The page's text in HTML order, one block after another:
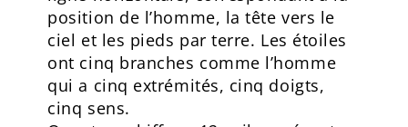
position de l’homme, la tête vers le
ciel et les pieds par terre. Les étoiles
ont cinq branches comme l’homme
qui a cinq extrémités, cinq doigts,
cinq sens.